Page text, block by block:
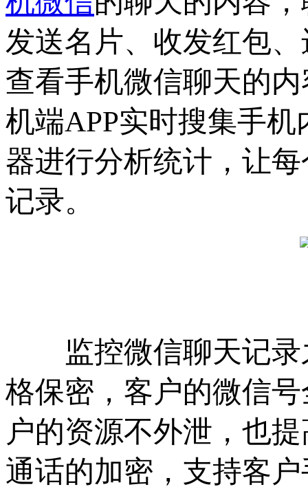
发送名片、收发红包
查看手机微信聊天的
机端APP实时搜集手
器进行分析统计，让
记录。
监控微信聊天记录
格保密，客户的微信
户的资源不外泄，也
通话的加密，支持客